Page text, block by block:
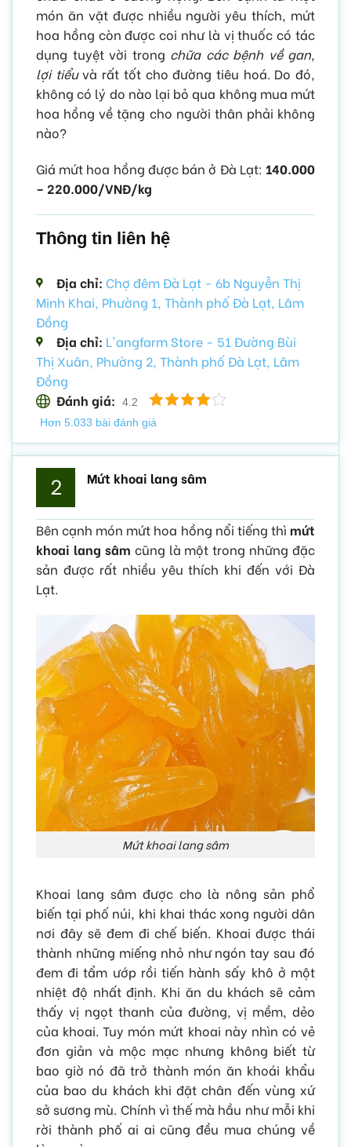
món ăn vặt được nhiều người yêu thích, mứt
hoa hồng còn được coi như là vị thuốc có tác
dụng tuyệt vời trong chữa các bệnh về gan,
lợi tiểuvà rất tốt cho đường tiêu hoá. Do đó,
không có lý do nào lại bỏ qua không mua mứt
hoa hồng về tặng cho người thân phải không
nào?
Giá mứt hoa hồng được bán ở Đà Lạt: 140.000
– 220.000/VNĐ/kg
Thông tin liên hệ
Địa chỉ: Chợ đêm Đà Lạt - 6b Nguyễn Thị
Minh Khai, Phường 1, Thành phố Đà Lạt, Lâm
Đồng
Địa chỉ: L'angfarm Store - 51 Đường Bùi
Thị Xuân, Phường 2, Thành phố Đà Lạt, Lâm
Đồng
Đánh giá:
4.2
Hơn 5.033 bài đánh giá
2 Mứt khoai lang sâm
Bên cạnh món mứt hoa hồng nổi tiếng thì mứt
khoai lang sâm cũng là một trong những đặc
sản được rất nhiều yêu thích khi đến với Đà
Lạt.
Mứt khoai lang sâm
Khoai lang sâm được cho là nông sản phổ
biến tại phố núi, khi khai thác xong người dân
nơi đây sẽ đem đi chế biến. Khoai được thái
thành những miếng nhỏ như ngón tay sau đó
đem đi tẩm ướp rồi tiến hành sấy khô ở một
nhiệt độ nhất định. Khi ăn du khách sẽ cảm
thấy vị ngọt thanh của đường, vị mềm, dẻo
của khoai. Tuy món mứt khoai này nhìn có vẻ
đơn giản và mộc mạc nhưng không biết từ
bao giờ nó đã trở thành món ăn khoái khẩu
của bao du khách khi đặt chân đến vùng xứ
sở sương mù. Chính vì thế mà hầu như mỗi khi
rời thành phố ai ai cũng đều mua chúng về